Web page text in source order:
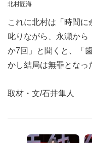
北村匠海
これに北村は「時間に
叱りながら、永瀬から
か7回」と聞くと、「
かし結局は無罪となっ
取材・文/石井隼人